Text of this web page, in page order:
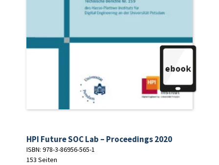
HPI Future SOC Lab – Proceedings 2020
ISBN: 978-3-86956-565-1
153 Seiten